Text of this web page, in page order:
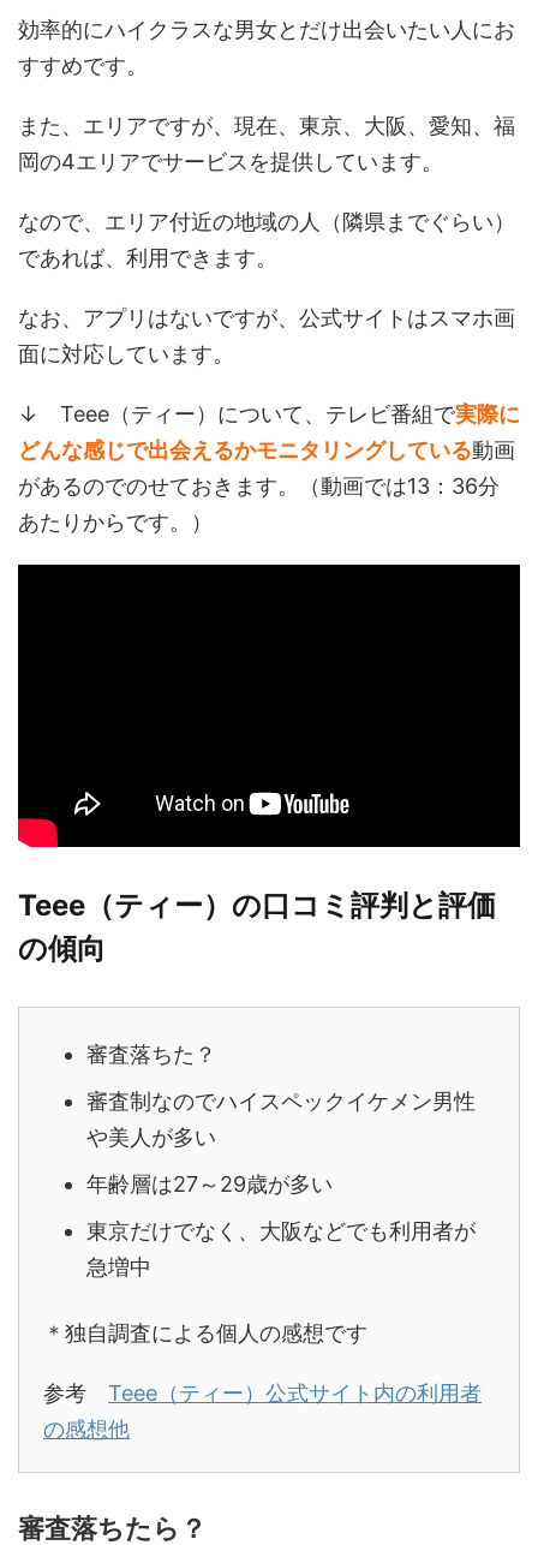
効率的にハイクラスな男女とだけ出会いたい人にお
すすめです。
また、エリアですが、現在、東京、大阪、愛知、福
岡の4エリアでサービスを提供しています。
なので、エリア付近の地域の人（隣県までぐらい）
であれば、利用できます。
なお、アプリはないですが、公式サイトはスマホ画
面に対応しています。
↓ Teee（ティー）について、テレビ番組で実際に
どんな感じで出会えるかモニタリングしている動画
があるのでのせておきます。（動画では13：36分
あたりからです。）
Teee（ティー）の口コミ評判と評価
の傾向
審査落ちた？
審査制なのでハイスペックイケメン男性
や美人が多い
年齢層は27～29歳が多い
東京だけでなく、大阪などでも利用者が
急増中
＊独自調査による個人の感想です
参考 Teee（ティー）公式サイト内の利用者
の感想他
審査落ちたら？